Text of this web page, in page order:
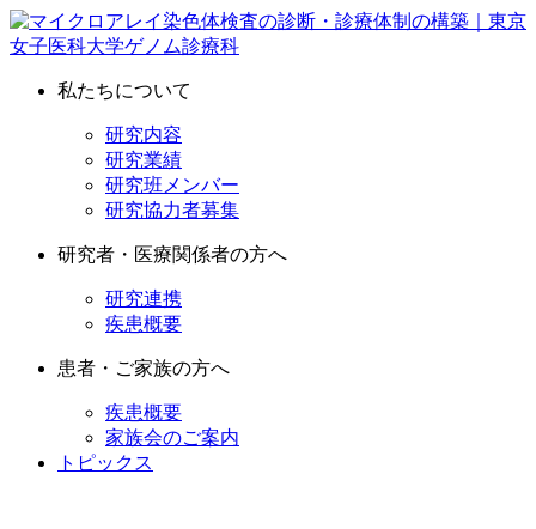
私たちについて
研究内容
研究業績
研究班メンバー
研究協力者募集
研究者・医療関係者の方へ
研究連携
疾患概要
患者・ご家族の方へ
疾患概要
家族会のご案内
トピックス